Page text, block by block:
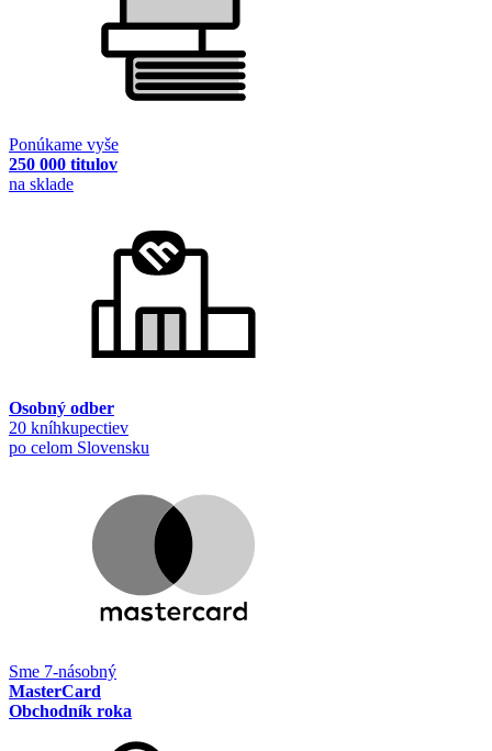
Ponúkame vyše
250 000 titulov
na sklade
Osobný odber
20 kníhkupectiev
po celom Slovensku
Sme 7-násobný
MasterCard
Obchodník roka